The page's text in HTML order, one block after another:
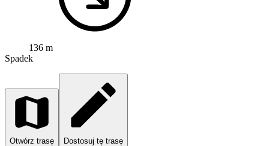
136 m
Spadek
Otwórz trasę Dostosuj tę trasę